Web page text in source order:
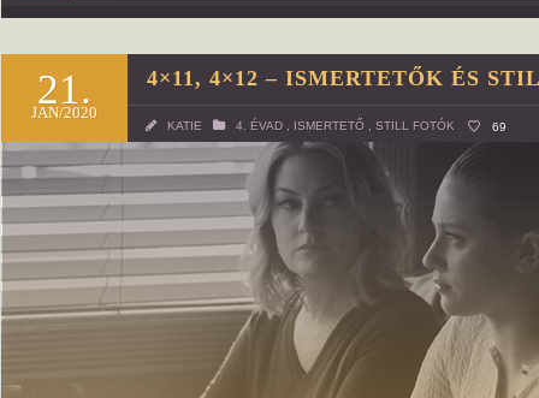
21.
JAN/2020
4×11, 4×12 – ISMERTETŐK ÉS
KATIE 4. ÉVAD ISMERTETŐ STILL FOTÓK 69